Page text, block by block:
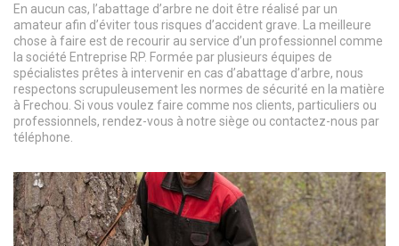
En aucun cas, l’abattage d’arbre ne doit être réalisé par un
amateur afin d’éviter tous risques d’accident grave. La meilleure
chose à faire est de recourir au service d’un professionnel comme
la société Entreprise RP. Formée par plusieurs équipes de
spécialistes prêtes à intervenir en cas d’abattage d’arbre, nous
respectons scrupuleusement les normes de sécurité en la matière
à Frechou. Si vous voulez faire comme nos clients, particuliers ou
professionnels, rendez-vous à notre siège ou contactez-nous par
téléphone.